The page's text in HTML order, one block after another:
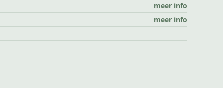
meer info
meer info